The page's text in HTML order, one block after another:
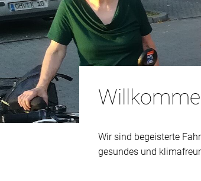
Wir sind begeisterte
gesundes und